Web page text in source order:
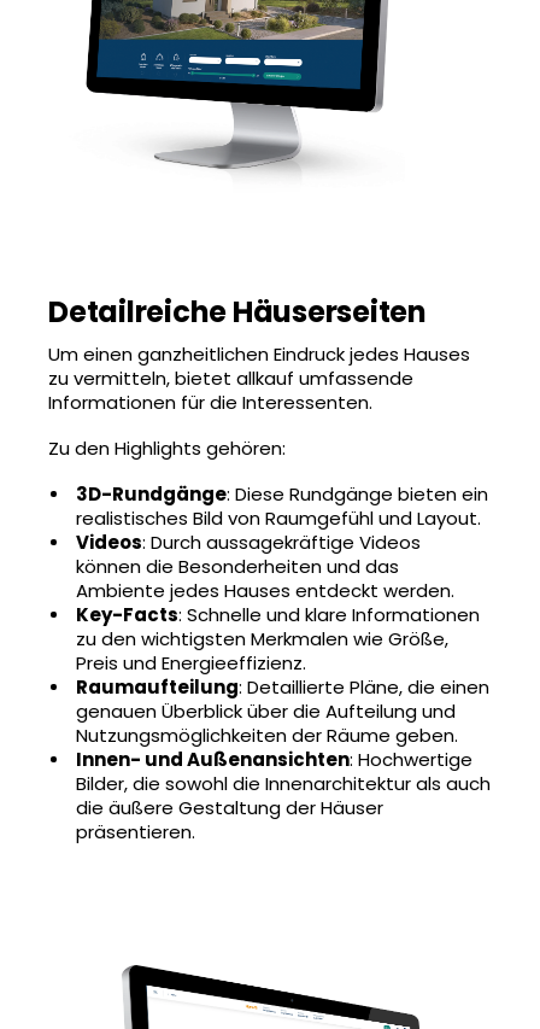
Detailreiche Häuserseiten
Um einen ganzheitlichen Eindruck jedes Hauses
zu vermitteln, bietet allkauf umfassende
Informationen für die Interessenten.
Zu den Highlights gehören:
3D-Rundgänge: Diese Rundgänge bieten ein
realistisches Bild von Raumgefühl und Layout.
Videos: Durch aussagekräftige Videos
können die Besonderheiten und das
Ambiente jedes Hauses entdeckt werden.
Key-Facts: Schnelle und klare Informationen
zu den wichtigsten Merkmalen wie Größe,
Preis und Energieeffizienz.
Raumaufteilung: Detaillierte Pläne, die einen
genauen Überblick über die Aufteilung und
Nutzungsmöglichkeiten der Räume geben.
Innen- und Außenansichten: Hochwertige
Bilder, die sowohl die Innenarchitektur als auch
die äußere Gestaltung der Häuser
präsentieren.